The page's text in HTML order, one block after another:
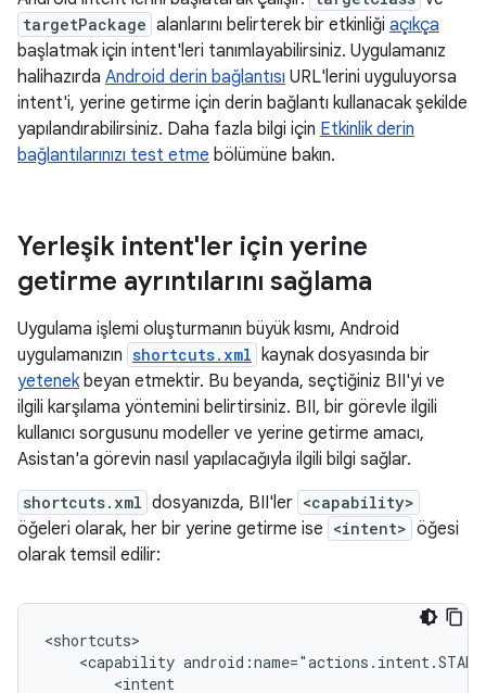
targetPackage alanlarını belirterek bir etkinliği açıkça
başlatmak için intent'leri tanımlayabilirsiniz. Uygulamanız
halihazırda Android derin bağlantısı URL'lerini uyguluyorsa
intent'i, yerine getirme için derin bağlantı kullanacak şekilde
yapılandırabilirsiniz. Daha fazla bilgi için Etkinlik derin
bağlantılarınızı test etme bölümüne bakın.
Yerleşik intent'ler için yerine
getirme ayrıntılarını sağlama
Uygulama işlemi oluşturmanın büyük kısmı, Android
uygulamanızın shortcuts.xml kaynak dosyasında bir
yetenekbeyan etmektir. Bu beyanda, seçtiğiniz BII'yi ve
ilgili karşılama yöntemini belirtirsiniz. BII, bir görevle ilgili
kullanıcı sorgusunu modeller ve yerine getirme amacı,
Asistan'a görevin nasıl yapılacağıyla ilgili bilgi sağlar.
shortcuts.xml dosyanızda, BII'ler <capability>
öğeleri olarak, her bir yerine getirme ise <intent> öğesi
olarak temsil edilir:
<capability